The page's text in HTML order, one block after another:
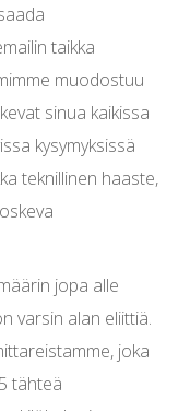
taikka
muodostuu
sinua kaikissa
kysymyksissä
teknillinen haaste,
jopa alle
varsin alan eliittiä.
joka
tähteä